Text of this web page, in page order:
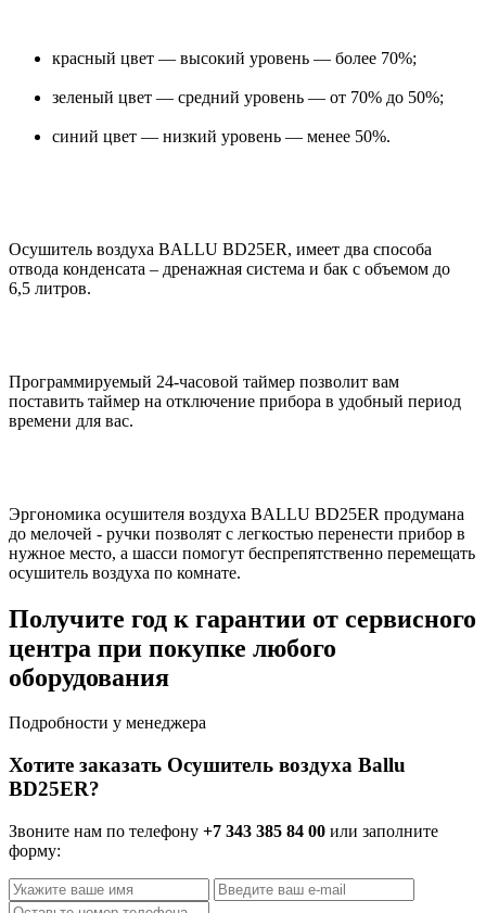
красный цвет — высокий уровень — более 70%;
зеленый цвет — средний уровень — от 70% до 50%;
синий цвет — низкий уровень — менее 50%.
Осушитель воздуха BALLU BD25ER, имеет два способа
отвода конденсата – дренажная система и бак с объемом до
6,5 литров.
Программируемый 24-часовой таймер позволит вам
поставить таймер на отключение прибора в удобный период
времени для вас.
Эргономика осушителя воздуха BALLU BD25ER продумана
до мелочей - ручки позволят с легкостью перенести прибор в
нужное место, а шасси помогут беспрепятственно перемещать
осушитель воздуха по комнате.
Получите год к гарантии от сервисного
центра при покупке любого
оборудования
Подробности у менеджера
Хотите заказать Осушитель воздуха Ballu
BD25ER?
Звоните нам по телефону +7 343 385 84 00 или заполните
форму: